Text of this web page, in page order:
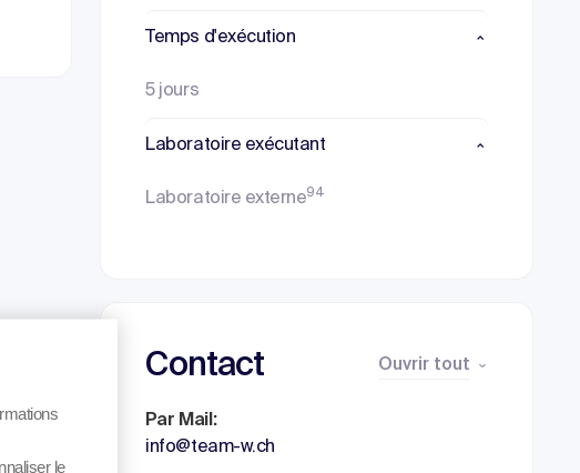
Temps d'exécution
5 jours
Laboratoire exécutant
Laboratoire externe94
Contact Ouvrir tout
Par Mail:
info@team-w.ch
le